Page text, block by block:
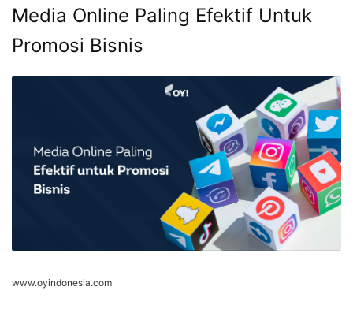
Media Online Paling Efektif Untuk
Promosi Bisnis
www.oyindonesia.com